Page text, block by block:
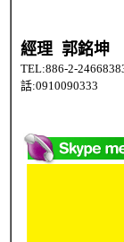
經理 郭銘坤
TEL:886-2-
話:0910090333
璟